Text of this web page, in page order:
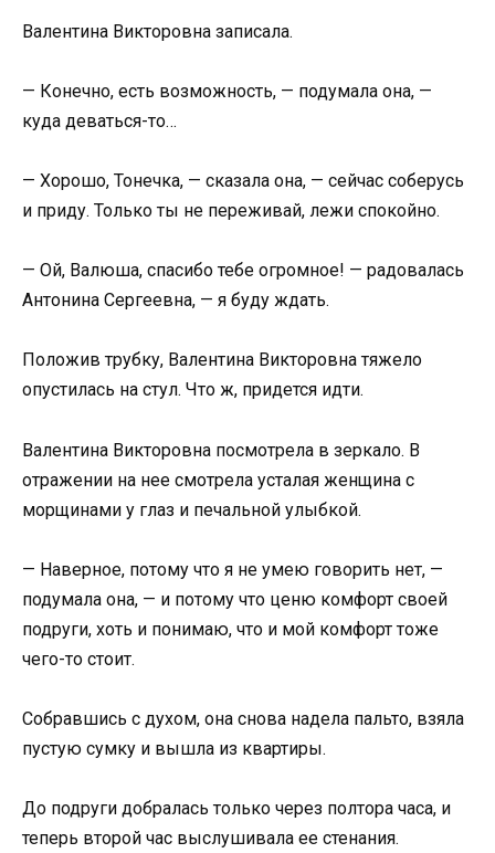
Валентина Викторовна записала.
— Конечно, есть возможность, — подумала она, —
куда деваться-то…
— Хорошо, Тонечка, — сказала она, — сейчас соберусь
и приду. Только ты не переживай, лежи спокойно.
— Ой, Валюша, спасибо тебе огромное! — радовалась
Антонина Сергеевна, — я буду ждать.
Положив трубку, Валентина Викторовна тяжело
опустилась на стул. Что ж, придется идти.
Валентина Викторовна посмотрела в зеркало. В
отражении на нее смотрела усталая женщина с
морщинами у глаз и печальной улыбкой.
— Наверное, потому что я не умею говорить нет, —
подумала она, — и потому что ценю комфорт своей
подруги, хоть и понимаю, что и мой комфорт тоже
чего-то стоит.
Собравшись с духом, она снова надела пальто, взяла
пустую сумку и вышла из квартиры.
До подруги добралась только через полтора часа, и
теперь второй час выслушивала ее стенания.